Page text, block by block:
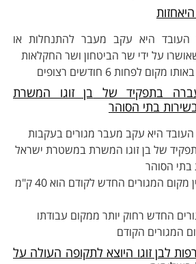
היא עקב מעבר להתנחלות או
על ידי שר הביטחון ושר החקלאות
לפחות 6 חודשים רצופים
בתפקיד שלבן זוגוהמשרת
בתי הסוהר
היא עקב מעבר מגורים בעקבות
של בן זוגו המשרת במשטרת ישראל
הסוהר
המרחק בין מקום המגורים החדש לקודם הוא 40 ק"מ
החדש רחוק יותר ממקום עבודתו
הקודם
לבן זוגוהיוצא לתקופה העולה על